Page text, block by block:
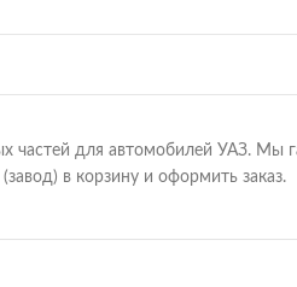
частей для автомобилей УАЗ. Мы
в корзину и оформить заказ.